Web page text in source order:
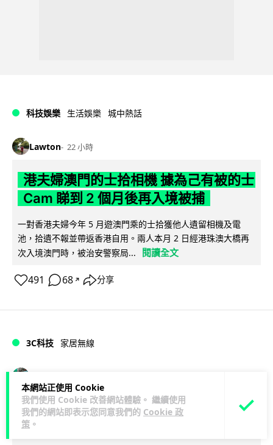
本網站正使用 Cookie
我們使用 Cookie 改善網站體驗。 繼續使用
我們的網站即表示您同意我們的 Cookie 政
策 。
科技娛樂 生活娛樂 城中熱話
Lawton 22 小時
港夫婦澳門的士拾相機 據為己有被的士
Cam 睇到 2 個月後再入境被捕
一對香港夫婦今年 5 月遊澳門乘的士拾獲他人遺留相機及電
池，拾遺不報並帶返香港自用。兩人本月 2 日經港珠澳大橋再
次入境澳門時，被治安警察局...
閱讀全文
491 68 ↗ 分享
3C科技 家居無線
逾 20 款平價路由器爆後門 每 35 秒自
動連線回中國 全球 10 萬用家私隱堪憂